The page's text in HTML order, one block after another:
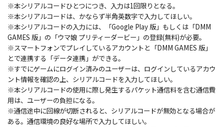
※本シリアルコードひとつにつき、入力は1回限りとなる。
※本シリアルコードは、かならず半角英数字で入力してほしい。
※本シリアルコードの入力には、「Google Play 版」もしくは「DMM
GAMES 版」の「ウマ娘 プリティーダービー」の登録(無料)が必要。
※スマートフォンでプレイしているアカウントと「DMM GAMES 版」
とで連携する「データ連携」ができる。
※すでにゲームにログイン済みのユーザーは、ログインしているアカウ
ント情報を確認の上、シリアルコードを入力してほしい。
※本シリアルコードの使用に際し発生するパケット通信料を含む通信費
用は、ユーザーの負担になる。
※通信途中に回線が切断されると、シリアルコードが無効となる場合が
ある。通信環境の良好な場所で入力してほしい。